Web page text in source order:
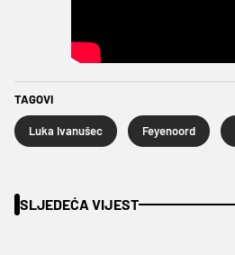
TAGOVI
Luka Ivanušec Feyenoord
SLJEDEĆA VIJEST